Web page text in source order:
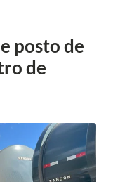
posto de
de